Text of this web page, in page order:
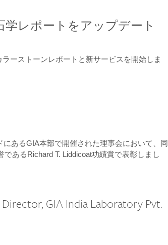
レポートをアップデート
ーストーンレポートと新サービスを開始しま
あるGIA本部で開催された理事会において、同
あるRichard T. Liddicoat功績賞で表彰しまし
GIA India Laboratory Pvt.